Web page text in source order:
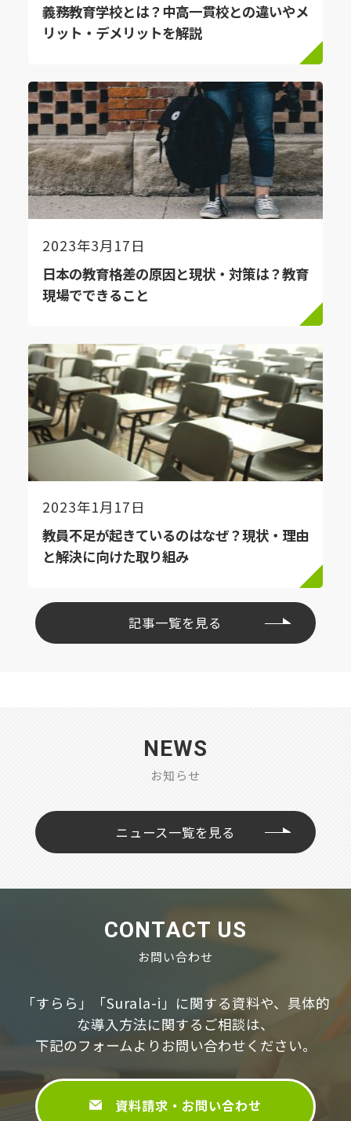
義務教育学校とは？中高一貫校との違いやメ
リット・デメリットを解説
2023年3月17日
日本の教育格差の原因と現状・対策は？教育
現場でできること
2023年1月17日
教員不足が起きているのはなぜ？現状・理由
と解決に向けた取り組み
記事一覧を見る
NEWS
お知らせ
ニュース一覧を見る
CONTACT US
お問い合わせ
「すらら」「Surala-i」に関する資料や、具体的
な導⼊⽅法に関するご相談は、
下記のフォームよりお問い合わせください。
資料請求・お問い合わせ